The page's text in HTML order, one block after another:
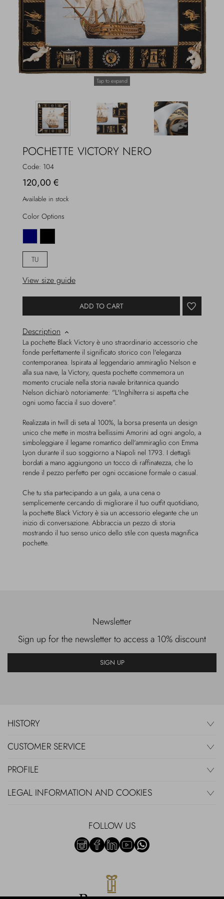
Overcoats
Home
Jewelry
Socks
Hats and Gloves
Tap to expand
POCHETTE VICTORY NERO
Code: 104
120,00 €
Available in stock
Color Options
TU
View size guide
ADD TO CART
Description
La pochette Black Victory è uno straordinario accessorio che
fonde perfettamente il significato storico con l'eleganza
contemporanea. Ispirata al leggendario ammiraglio Nelson e
alla sua nave, la Victory, questa pochette commemora un
momento cruciale nella storia navale britannica quando
Nelson dichiarò notoriamente: "L'Inghilterra si aspetta che
ogni uomo faccia il suo dovere".
Realizzata in twill di seta al 100%, la borsa presenta un design
unico che mette in mostra bellissimi Amorini ad ogni angolo, a
simboleggiare il legame romantico dell'ammiraglio con Emma
Lyon durante il suo soggiorno a Napoli nel 1793. I dettagli
bordati a mano aggiungono un tocco di raffinatezza, che lo
rende il pezzo perfetto per ogni occasione formale o casual.
Che tu stia partecipando a un gala, a una cena o
semplicemente cercando di migliorare il tuo outfit quotidiano,
la pochette Black Victory è sia un accessorio elegante che un
inizio di conversazione. Abbraccia un pezzo di storia
mostrando il tuo senso unico dello stile con questa magnifica
pochette.
Newsletter
Sign up for the newsletter to access a 10% discount
SIGN UP
HISTORY
CUSTOMER SERVICE
PROFILE
LEGAL INFORMATION AND COOKIES
FOLLOW US